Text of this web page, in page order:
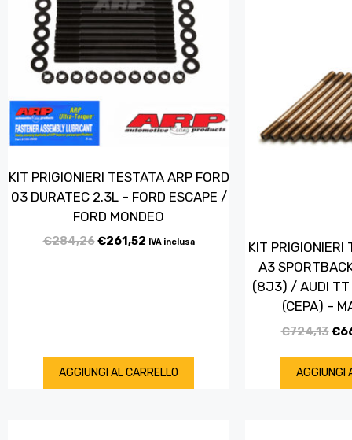
KIT PRIGIONIERI TESTATA ARP FORD
03 DURATEC 2.3L – FORD ESCAPE /
FORD MONDEO
€284,26€261,52 IVA inclusa
AGGIUNGI AL CARRELLO
KIT PRIGIONIERI
A3
(8J3) / AUDI TT
(CEPA) –
€724,13€
AGGIUNGI